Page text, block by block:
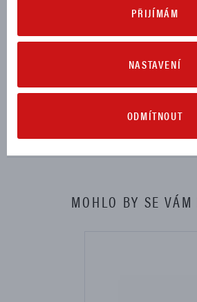
MULTISTRADA V4 S 2025, 2026
Návod na montáž (10,49 MB)
MOHLO BY SE
PŘIJÍMÁM
NASTAVENÍ
ODMÍTNOUT